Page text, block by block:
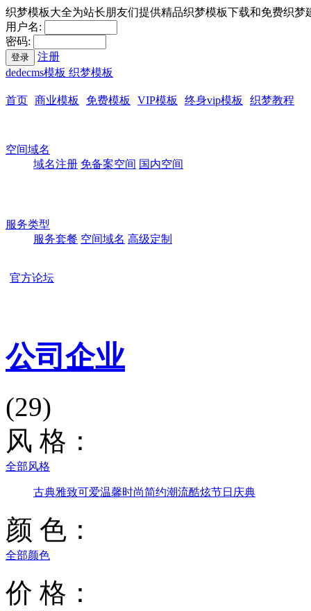
织梦模板大全为站长朋友们提供精品织梦模板下载和免费织梦
用户名:
密码:
登录
注册
dedecms模板 织梦模板
首页 商业模板 免费模板 VIP模板 终身vip模板 织梦教程
空间域名
域名注册 免备案空间 国内空间
服务类型
服务套餐 空间域名 高级定制
官方论坛
公司企业
(29)
风 格：
全部风格
古典雅致可爱温馨时尚简约潮流酷炫节日庆典
颜 色：
全部颜色
价 格：